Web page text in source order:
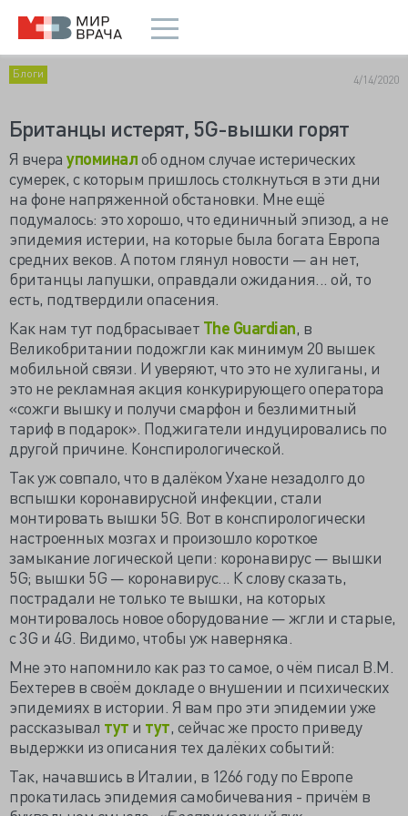
Блоги 4/14/2020
Британцы истерят, 5G-вышки горят
Я вчера упоминалоб одном случае истерических
сумерек, с которым пришлось столкнуться в эти дни
на фоне напряженной обстановки. Мне ещё
подумалось: это хорошо, что единичный эпизод, а не
эпидемия истерии, на которые была богата Европа
средних веков. А потом глянул новости — ан нет,
британцы лапушки, оправдали ожидания... ой, то
есть, подтвердили опасения.
Как нам тут подбрасывает The Guardian, в
Великобритании подожгли как минимум 20 вышек
мобильной связи. И уверяют, что это не хулиганы, и
это не рекламная акция конкурирующего оператора
«сожги вышку и получи смарфон и безлимитный
тариф в подарок». Поджигатели индуцировались по
другой причине. Конспирологической.
Так уж совпало, что в далёком Ухане незадолго до
вспышки коронавирусной инфекции, стали
монтировать вышки 5G. Вот в конспирологически
настроенных мозгах и произошло короткое
замыкание логической цепи: коронавирус — вышки
5G; вышки 5G — коронавирус... К слову сказать,
пострадали не только те вышки, на которых
монтировалось новое оборудование — жгли и старые,
с 3G и 4G. Видимо, чтобы уж наверняка.
Мне это напомнило как раз то самое, о чём писал В.М.
Бехтерев в своём докладе о внушении и психических
эпидемиях в истории. Я вам про эти эпидемии уже
рассказывал тут и тут, сейчас же просто приведу
выдержки из описания тех далёких событий:
Так, начавшись в Италии, в 1266 году по Европе
прокатилась эпидемия самобичевания - причём в